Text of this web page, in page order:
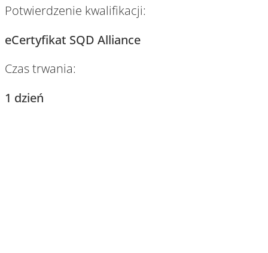
Potwierdzenie kwalifikacji:
eCertyfikat SQD Alliance
Czas trwania:
1 dzień